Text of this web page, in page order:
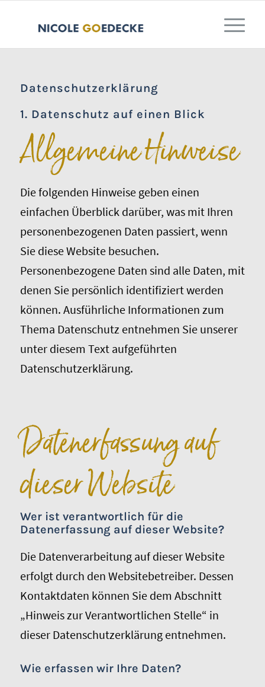
Datenschutz­erklärung
1. Datenschutz auf einen Blick
Allgemeine Hinweise
Die folgenden Hinweise geben einen
einfachen Überblick darüber, was mit Ihren
personenbezogenen Daten passiert, wenn
Sie diese Website besuchen.
Personenbezogene Daten sind alle Daten, mit
denen Sie persönlich identifiziert werden
können. Ausführliche Informationen zum
Thema Datenschutz entnehmen Sie unserer
unter diesem Text aufgeführten
Datenschutzerklärung.
Datenerfassung auf
dieser Website
Wer ist verantwortlich für die
Datenerfassung auf dieser Website?
Die Datenverarbeitung auf dieser Website
erfolgt durch den Websitebetreiber. Dessen
Kontaktdaten können Sie dem Abschnitt
„Hinweis zur Verantwortlichen Stelle“ in
dieser Datenschutzerklärung entnehmen.
Wie erfassen wir Ihre Daten?